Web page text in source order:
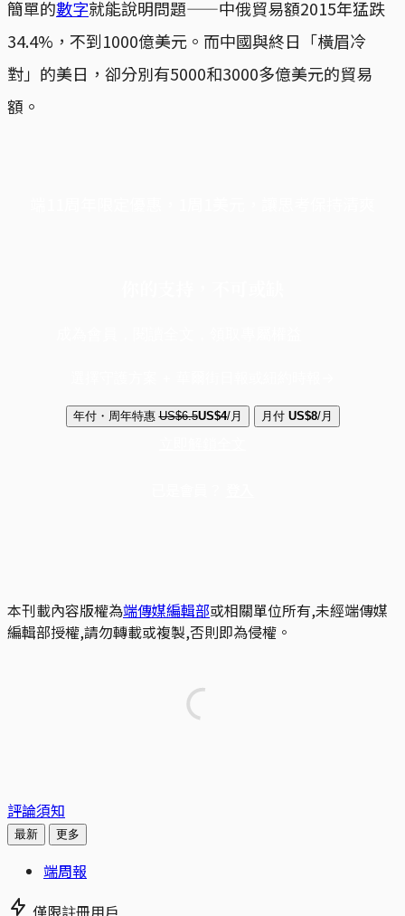
簡單的數字就能說明問題——中俄貿易額2015年猛跌
34.4%，不到1000億美元。而中國與終日「橫眉冷
對」的美日，卻分別有5000和3000多億美元的貿易
額。
年付・周年特惠 US$6.5US$4/月 月付 US$8/月
本刊載內容版權為端傳媒編輯部或相關單位所有,未經端傳媒
編輯部授權,請勿轉載或複製,否則即為侵權。
評論須知
最新 更多
端周報
僅限註冊用戶